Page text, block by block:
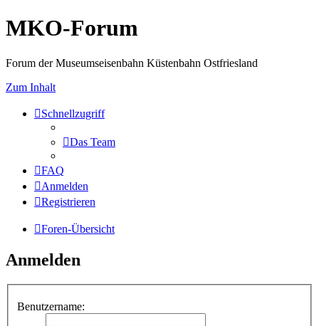
MKO-Forum
Forum der Museumseisenbahn Küstenbahn Ostfriesland
Zum Inhalt
Schnellzugriff
Das Team
FAQ
Anmelden
Registrieren
Foren-Übersicht
Anmelden
Benutzername: